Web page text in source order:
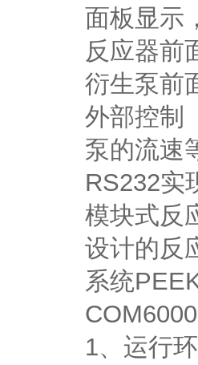
面板显示
反应器前
衍生泵前
外部控制
泵的流速
RS232实
模块式反
设计的反
系统
1、运行